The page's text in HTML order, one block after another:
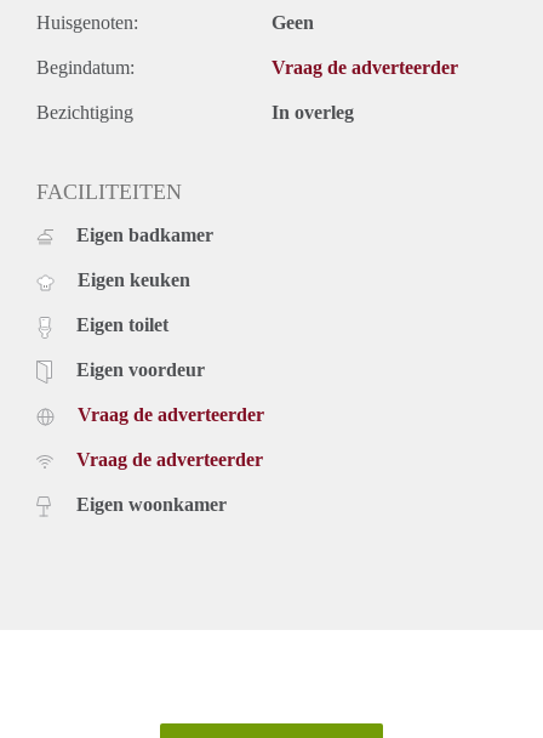
Huisgenoten: Geen
Begindatum: Vraag de adverteerder
Bezichtiging In overleg
FACILITEITEN
Eigen badkamer
Eigen keuken
Eigen toilet
Eigen voordeur
Vraag de adverteerder
Vraag de adverteerder
Eigen woonkamer